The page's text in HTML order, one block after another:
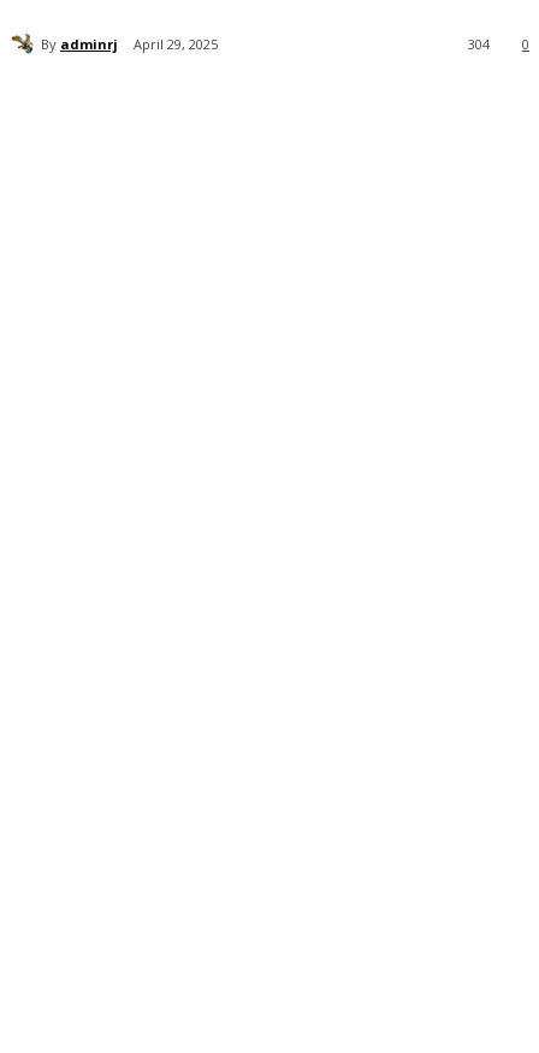
By adminrj April 29, 2025 0
304